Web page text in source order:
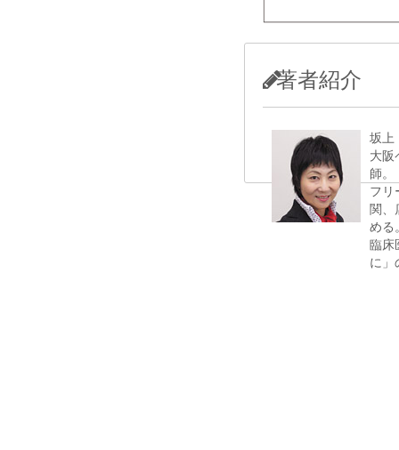
著者紹介
坂
大阪
師。
フリ
関、
める
臨床
に」